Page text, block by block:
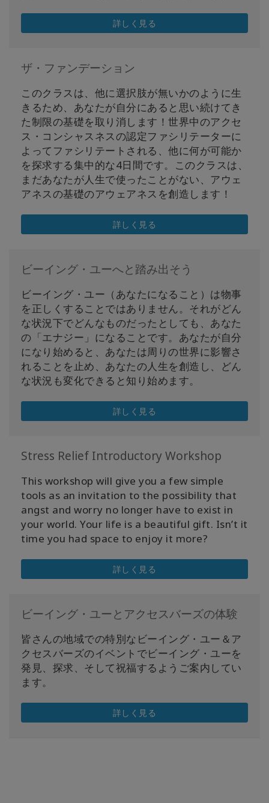
詳しく見る
ザ・ファンデーション
このクラスは、他に選択肢が無いかのように生
きるため、あなたが自分にあると思い続けてき
た制限の基礎を取り消します！世界中のアクセ
ス・コンシャスネスの認定ファシリテーターに
よってファシリテートされる、他に何が可能か
を探求する集中的な4日間です。このクラスは、
まだあなたが人生で使ったことがない、アウェ
アネスの基礎のアウェアネスを創造します！
詳しく見る
ビーイング・ユーへと踏み出そう
ビーイング・ユー（あなたになること）は物事
を正しくすることではありません。それがどん
な状況下でどんなものだったとしても、あなた
の「エナジー」になることです。あなたが自分
になり始めると、あなたは周りの世界に影響さ
れることを止め、あなたの人生を創造し、どん
な状況も変化できると知り始めます。
詳しく見る
Stress Relief Introductory Workshop
This workshop will give you a few simple
tools as an invitation to the possibility that
angst and worry no longer have to exist in
your world. Your life is a beautiful gift. Isn’t it
time you had space to enjoy it more?
詳しく見る
ビーイング・ユーとアクセスバーズの体験
皆さんの地域での特別なビーイング・ユー＆ア
クセスバーズのイベントでビーイング・ユーを
発見、探求、そして祝福するようご案内してい
ます。
詳しく見る